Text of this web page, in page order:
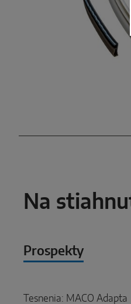
Na
Prospekty
Tesnenia: MACO Adapta